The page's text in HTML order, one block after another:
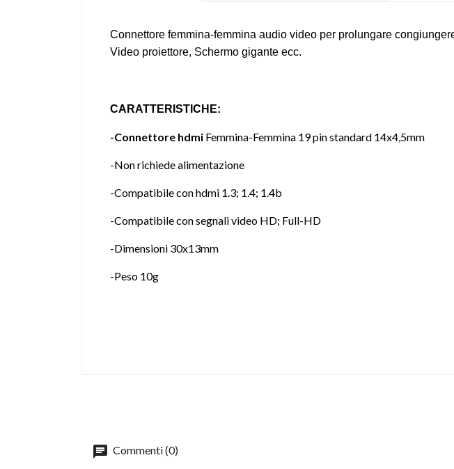
Connettore femmina-femmina audio video per prolungare
Video proiettore, Schermo gigante ecc.
CARATTERISTICHE:
-Connettore hdmi Femmina-Femmina 19 pin standard 14x4,5mm
-Non richiede alimentazione
-Compatibile con hdmi 1.3; 1.4; 1.4b
-Compatibile con segnali video HD; Full-HD
-Dimensioni 30x13mm
-Peso 10g
Commenti (0)